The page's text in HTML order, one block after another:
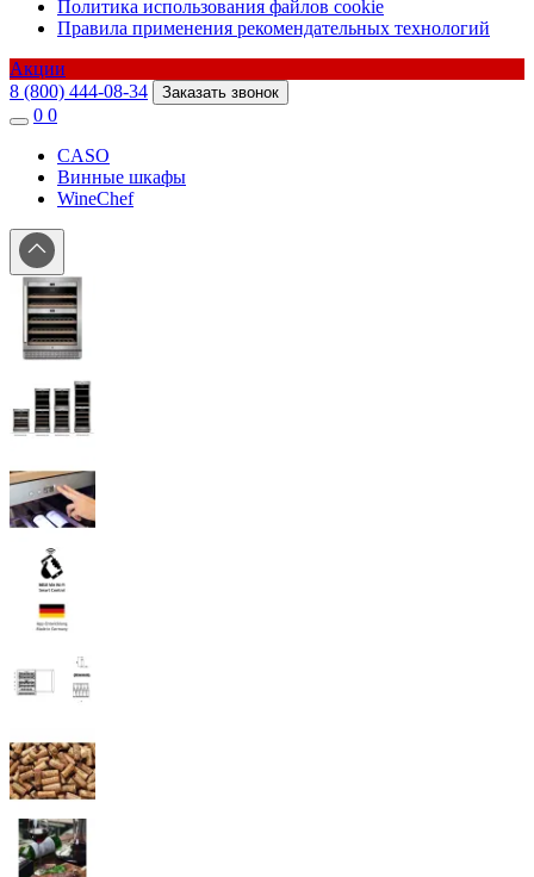
Политика использования файлов cookie
Правила применения рекомендательных технологий
Акции
8 (800) 444-08-34
Заказать звонок
0 0
CASO
Винные шкафы
WineChef